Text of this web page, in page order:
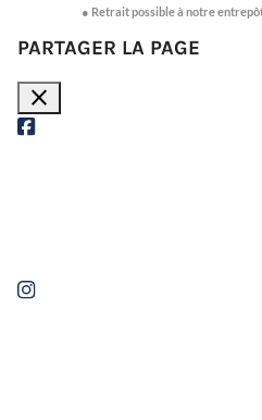
● Retrait possible à notre
PARTAGER LA PAGE
close